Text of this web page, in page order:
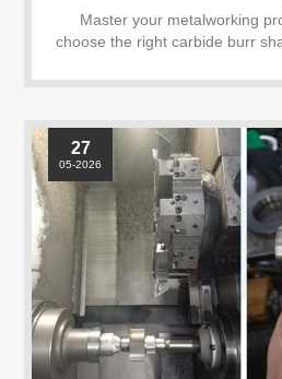
Master your metalworking
choose the right carbide burr
life.
27
05-2026